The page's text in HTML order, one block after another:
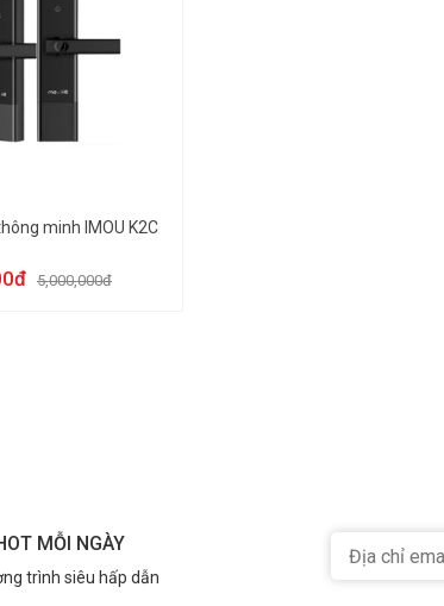
minh IMOU K2C
5,000,000đ
MỖI NGÀY
trình siêu hấp dẫn